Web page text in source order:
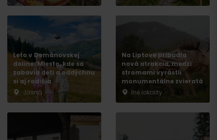
Leto v Demänovskej
doline: Miesto, kde sa
zabavia deti a oddýchnu
si aj rodičia
Jasná
Na Liptove pribudla
nová atrakcia, medzi
stromami vyrástli
monumentálne zvieratá
Iné lokality